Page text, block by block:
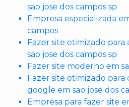
sao jose dos campos sp
Empresa especializada
campos
Fazer site otimizado
sao jose dos campos sp
Fazer site moderno em
Fazer site otimizado
google em sao jose dos
Empresa para fazer site